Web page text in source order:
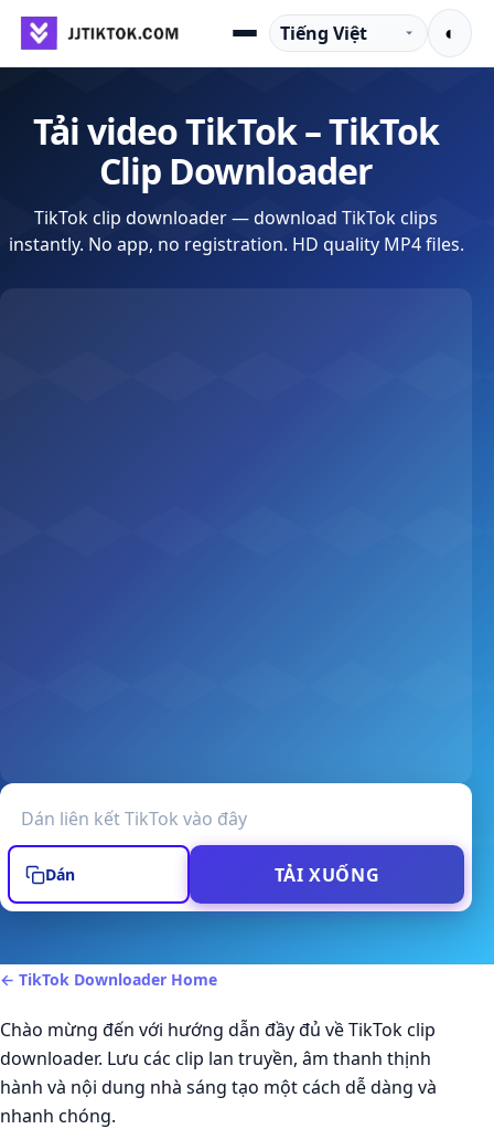
Chuyển đến nội dung
MenuNgôn ngữ ◐
Tải video TikTok – TikTok
Clip Downloader
TikTok clip downloader — download TikTok clips
instantly. No app, no registration. HD quality MP4 files.
Dán TẢI XUỐNG
← TikTok Downloader Home
Chào mừng đến với hướng dẫn đầy đủ về TikTok clip
downloader. Lưu các clip lan truyền, âm thanh thịnh
hành và nội dung nhà sáng tạo một cách dễ dàng và
nhanh chóng.